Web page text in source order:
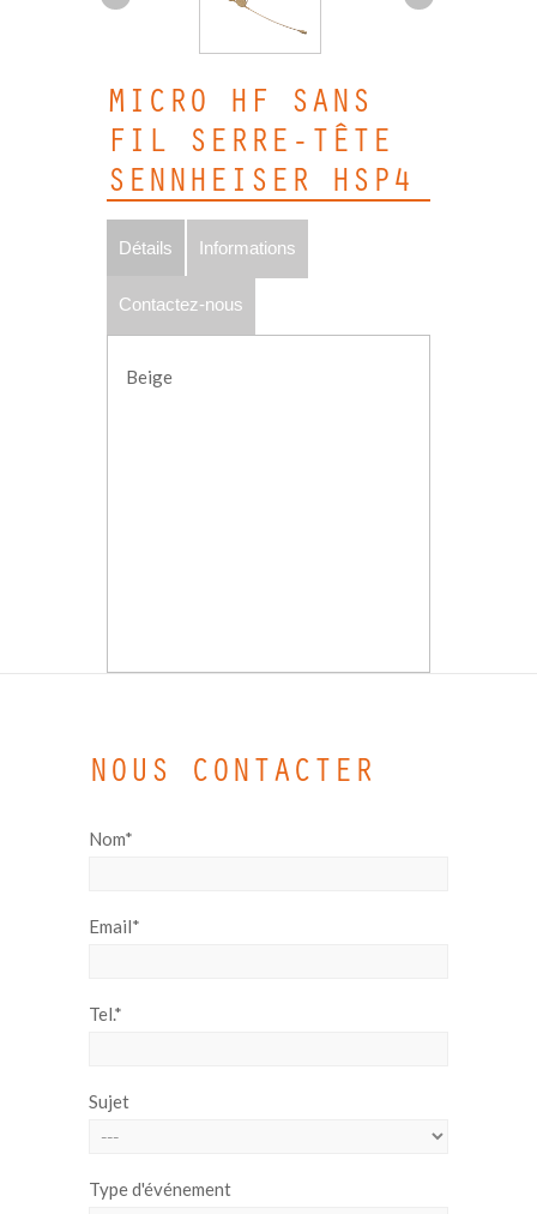
MICRO HF SANS
FIL SERRE-TÊTE
SENNHEISER HSP4
Détails Informations
Contactez-nous
Beige
NOUS CONTACTER
Nom*
Email*
Tel.*
Sujet
Type d'événement